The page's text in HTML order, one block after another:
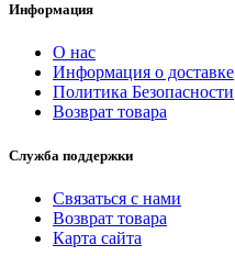
Информация
О нас
Информация о доставке
Политика Безопасности
Возврат товара
Служба поддержки
Связаться с нами
Возврат товара
Карта сайта